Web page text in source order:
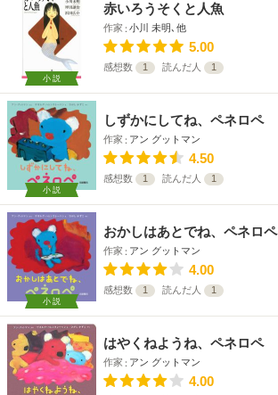
小説
赤いろうそくと人魚
作家 小川 未明､他
5.00
感想数 1 読んだ人 1
小説
しずかにしてね、ペネロペ
作家 アン グットマン
4.50
感想数 1 読んだ人 1
小説
おかしはあとでね、ペネロペ
作家 アン グットマン
4.00
感想数 1 読んだ人 1
はやくねようね、ペネロペ
作家 アン グットマン
4.00